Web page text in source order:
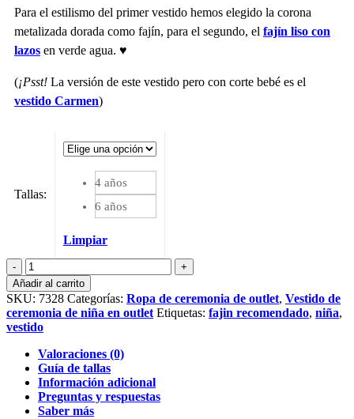
Para el estilismo del primer vestido hemos elegido la corona
metalizada dorada como fajín, para el segundo, el fajín liso con
lazos en verde agua. ♥️
(¡Psst! La versión de este vestido pero con corte bebé es el
vestido Carmen)
Tallas:
4 años
6 años
Limpiar
Vestido
Grace
tul
cantidad
Añadir al carrito
SKU: 7328 Categorías: Ropa de ceremonia de outlet, Vestido de
ceremonia de niña en outlet Etiquetas: fajin recomendado, niña,
vestido
Valoraciones (0)
Guía de tallas
Información adicional
Preguntas y respuestas
Saber más